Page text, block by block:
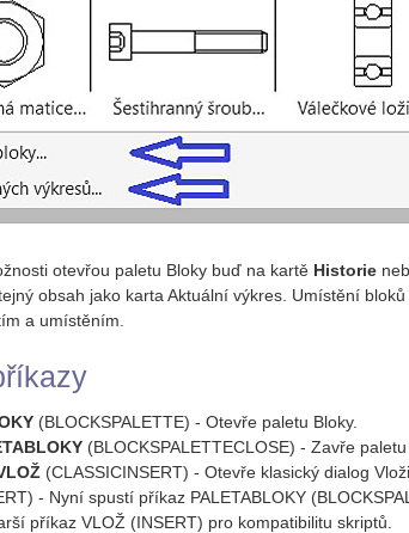
otevřou paletu Bloky buď na kartě Historie
obsah jako karta Aktuální výkres. Umístění
a umístěním.
(BLOCKSPALETTE) - Otevře paletu Bloky.
(BLOCKSPALETTECLOSE) - Zavře paletu
(CLASSICINSERT) - Otevře klasický dialog
- Nyní spustí příkaz PALETABLOKY
příkaz VLOŽ (INSERT) pro kompatibilitu skriptů.